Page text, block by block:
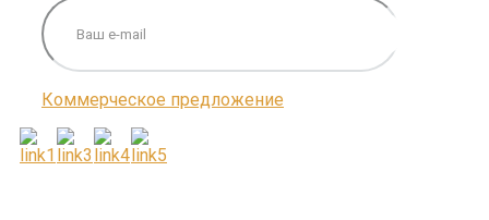
Коммерческое предложение